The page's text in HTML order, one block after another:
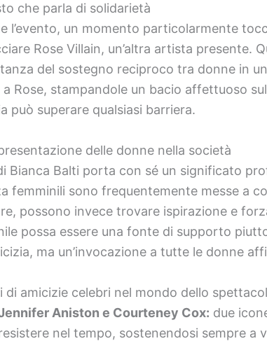
che parla di solidarietà
l’evento, un momento particolarmente
Rose Villain, un’altra artista
del sostegno reciproco tra donne in
a Rose, stampandole un bacio affettuoso
può superare qualsiasi barriera.
delle donne nella società
Bianca Balti porta con sé un significato
femminili sono frequentemente messe a
possono invece trovare ispirazione e
possa essere una fonte di supporto
ma un’invocazione a tutte le donne
di amicizie celebri nel mondo dello
Aniston e Courteney Cox: due
nel tempo, sostenendosi sempre a